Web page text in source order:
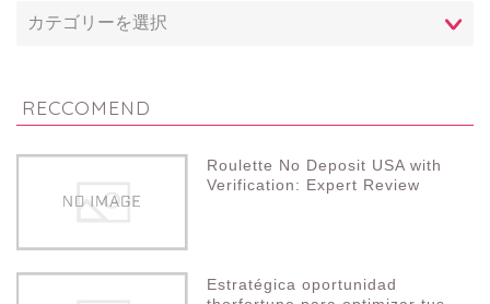
RECCOMEND
Roulette No Deposit USA with
Verification: Expert Review
Estratégica oportunidad